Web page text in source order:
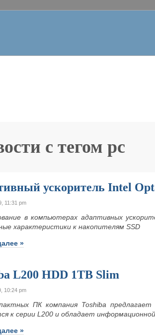
с тегомpc
ускоритель Intel
11:31 pm
в компьютерах адаптивных
характеристики к накопителям SSD
»
L200 HDD 1TB Slim
10:24 pm
ПК компания Toshiba
к серии L200 и обладает
»